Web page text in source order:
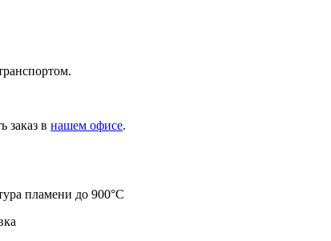
заказ в нашем офисе.
пламени до 900°С